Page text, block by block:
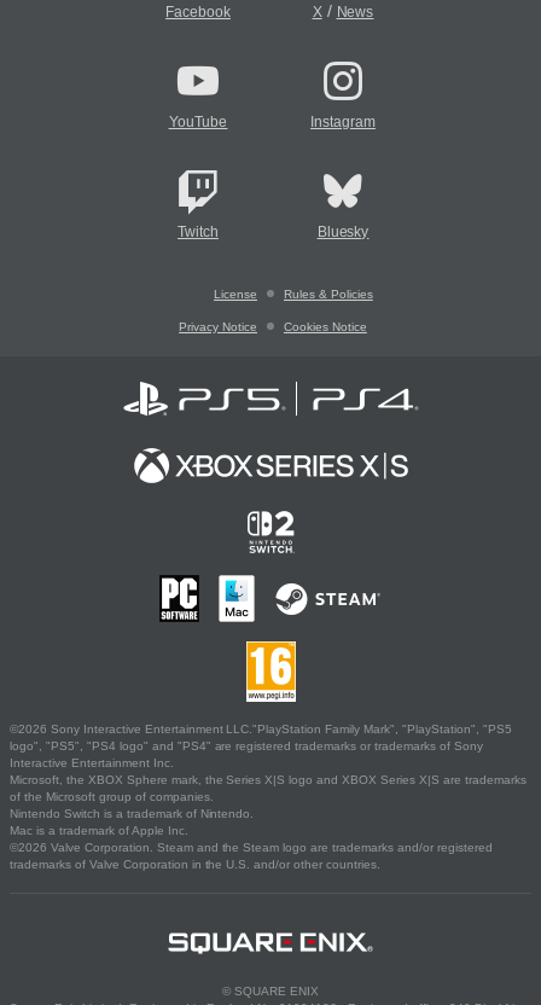
Facebook X/ News
YouTube Instagram
Twitch Bluesky
License Rules & Policies
Privacy Notice Cookies Notice
©2026 Sony Interactive Entertainment LLC."PlayStation Family Mark", "PlayStation", "PS5
logo", "PS5", "PS4 logo" and "PS4" are registered trademarks or trademarks of Sony
Interactive Entertainment Inc.
Microsoft, the XBOX Sphere mark, the Series X|S logo and XBOX Series X|S are trademarks
of the Microsoft group of companies.
Nintendo Switch is a trademark of Nintendo.
Mac is a trademark of Apple Inc.
©2026 Valve Corporation. Steam and the Steam logo are trademarks and/or registered
trademarks of Valve Corporation in the U.S. and/or other countries.
© SQUARE ENIX